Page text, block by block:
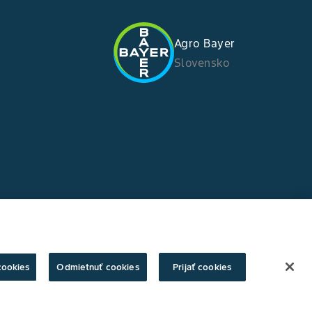
Agro Bayer
Slovensko
Odmietnuť cookies Prijať cookies